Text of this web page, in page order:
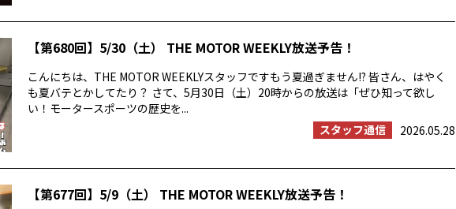
【第680回】5/30（土） THE MOTOR WEEKLY放送予告！
こんにちは、THE MOTOR WEEKLYスタッフですもう夏過ぎません!? 皆さん、はやく
も夏バテとかしてたり？ さて、5月30日（土）20時からの放送は「ぜひ知って欲し
い！モータースポーツの歴史を...
スタッフ通信
2026.05.28
【第677回】5/9（土） THE MOTOR WEEKLY放送予告！